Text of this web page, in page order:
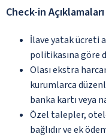
Check-in Açıklamaları
İlave yatak ücreti
politikasına göre
Olası ekstra
kurumlarca
banka kartı veya
Özel talepler,
bağlıdır ve ek